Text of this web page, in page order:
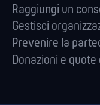
Raggiungi un
Gestisci
Prevenire la
Donazioni e